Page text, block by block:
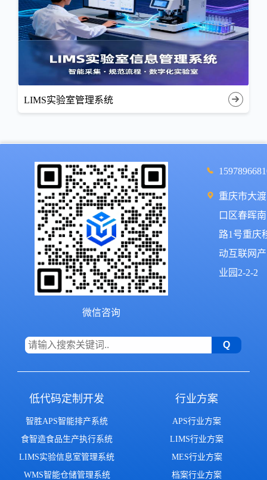
LIMS实验室管理系统
微信咨询
重庆市大渡
口区春晖南
路1号重庆
动互联网产
业园2-2-2
低代码定制开发
智胜APS智能排产系统
食智造食品生产执行系统
LIMS实验信息室管理系统
WMS智能仓储管理系统
行业方案
APS行业方案
LIMS行业方案
MES行业方案
档案行业方案